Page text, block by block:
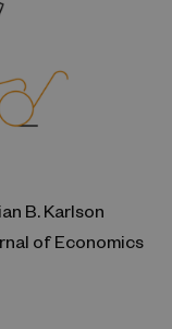
B. Karlson
of Economics